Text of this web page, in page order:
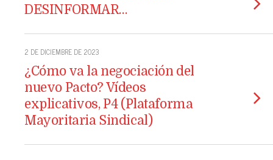
DESINFORMAR…
2 DE DICIEMBRE DE 2023
¿Cómo va la negociación del
nuevo Pacto? Vídeos
explicativos, P4 (Plataforma
Mayoritaria Sindical)